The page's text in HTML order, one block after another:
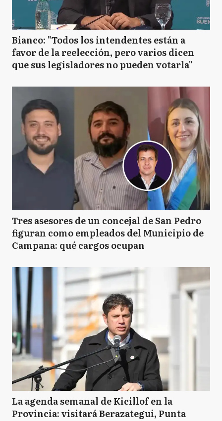
Bianco: "Todos los intendentes están a
favor de la reelección, pero varios dicen
que sus legisladores no pueden votarla"
Tres asesores de un concejal de San Pedro
figuran como empleados del Municipio de
Campana: qué cargos ocupan
La agenda semanal de Kicillof en la
Provincia: visitará Berazategui, Punta